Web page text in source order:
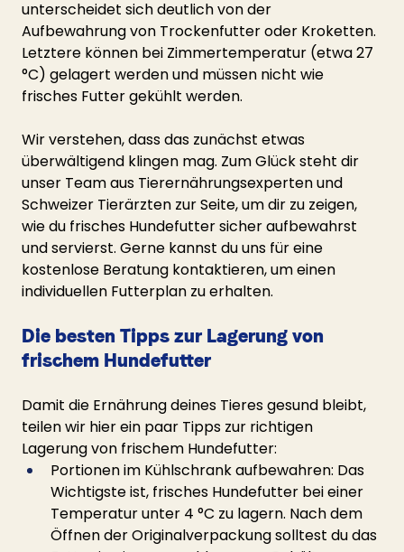
unterscheidet sich deutlich von der
Aufbewahrung von Trockenfutter oder Kroketten.
Letztere können bei Zimmertemperatur (etwa 27
°C) gelagert werden und müssen nicht wie
frisches Futter gekühlt werden.
Wir verstehen, dass das zunächst etwas
überwältigend klingen mag. Zum Glück steht dir
unser Team aus Tierernährungsexperten und
Schweizer Tierärzten zur Seite, um dir zu zeigen,
wie du frisches Hundefutter sicher aufbewahrst
und servierst. Gerne kannst du uns für eine
kostenlose Beratung kontaktieren, um einen
individuellen Futterplan zu erhalten.
Die besten Tipps zur Lagerung von
frischem Hundefutter
Damit die Ernährung deines Tieres gesund bleibt,
teilen wir hier ein paar Tipps zur richtigen
Lagerung von frischem Hundefutter:
Portionen im Kühlschrank aufbewahren: Das
Wichtigste ist, frisches Hundefutter bei einer
Temperatur unter 4 °C zu lagern. Nach dem
Öffnen der Originalverpackung solltest du das